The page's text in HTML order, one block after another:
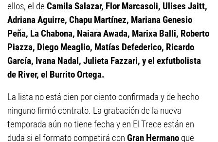
ellos, el de Camila Salazar, Flor Marcasoli, Ulises Jaitt,
Adriana Aguirre, Chapu Martínez, Mariana Genesio
Peña, La Chabona, Naiara Awada, Marixa Balli, Roberto
Piazza, Diego Meaglio, Matías Defederico, Ricardo
García, Ivana Nadal, Julieta Fazzari, y el exfutbolista
de River, el Burrito Ortega.
La lista no está cien por ciento confirmada y de hecho
ninguno firmó contrato. La grabación de la nueva
temporada aún no tiene fecha y en El Trece están en
duda si el formato competirá con Gran Hermano que